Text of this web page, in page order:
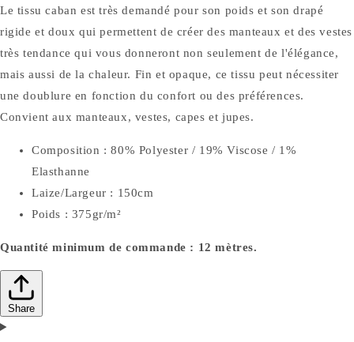
Le tissu caban est très demandé pour son poids et son drapé
rigide et doux qui permettent de créer des manteaux et des vestes
très tendance qui vous donneront non seulement de l'élégance,
mais aussi de la chaleur. Fin et opaque, ce tissu peut nécessiter
une doublure en fonction du confort ou des préférences.
Convient aux manteaux, vestes, capes et jupes.
Composition : 80% Polyester / 19% Viscose / 1%
Elasthanne
Laize/Largeur : 150cm
Poids : 375gr/m²
Quantité minimum de commande : 12 mètres.
Share